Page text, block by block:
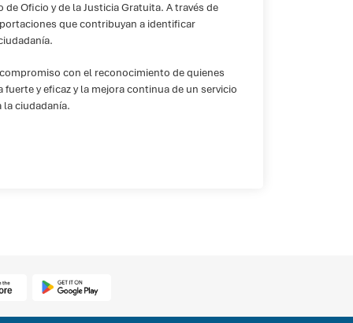
Oficio y de la Justicia Gratuita. A través de
que contribuyan a identificar
con el reconocimiento de quienes
y eficaz y la mejora continua de un servicio
la ciudadanía.